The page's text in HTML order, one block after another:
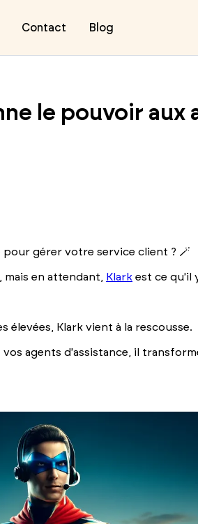
Contact Blog
le pouvoir aux
gérer votre service client ? 🪄
en attendant, Klark est ce qu'il
élevées, Klark vient à la rescousse.
agents d'assistance, il